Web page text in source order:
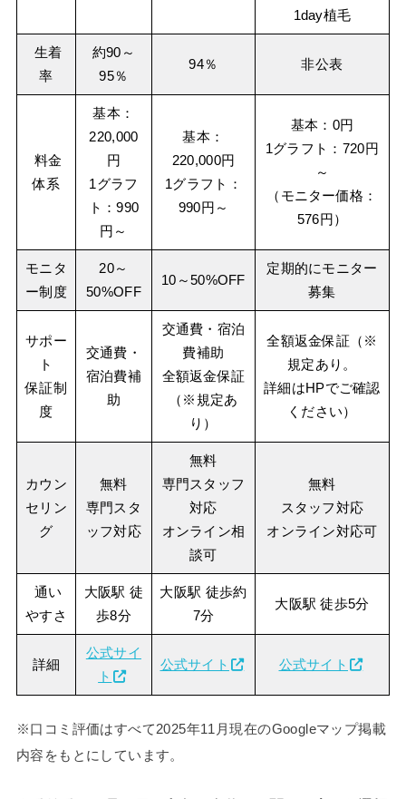
1day植毛
生着
率
約90～
95％
94％ 非公表
料金
体系
基本：
220,000
円
1グラフ
ト：990
円～
基本：
220,000円
1グラフト：
990円～
基本：0円
1グラフト：720円
～
（モニター価格：
576円）
モニタ
ー制度
20～
50%OFF
10～50%OFF
定期的にモニター
募集
サポー
ト
保証制
度
交通費・
宿泊費補
助
交通費・宿泊
費補助
全額返金保証
（※規定あ
り）
全額返金保証（※
規定あり。
詳細はHPでご確認
ください）
カウン
セリン
グ
無料
専門スタ
ッフ対応
無料
専門スタッフ
対応
オンライン相
談可
無料
スタッフ対応
オンライン対応可
通い
やすさ
大阪駅 徒
歩8分
大阪駅 徒歩約
7分
大阪駅 徒歩5分
詳細
公式サイ
ト
公式サイト 公式サイト
※口コミ評価はすべて2025年11月現在のGoogleマップ掲載
内容をもとにしています。